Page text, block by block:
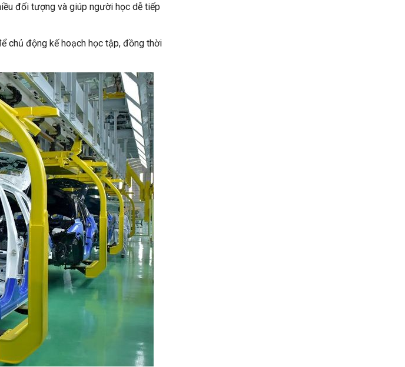
đối tượng và giúp người học dễ tiếp
chủ động kế hoạch học tập, đồng thời